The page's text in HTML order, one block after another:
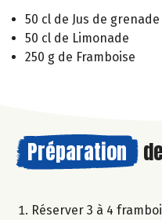
50 cl de Jus de grenade
50 cl de Limonade
250 g de Framboise
Préparation
Réserver 3 à 4